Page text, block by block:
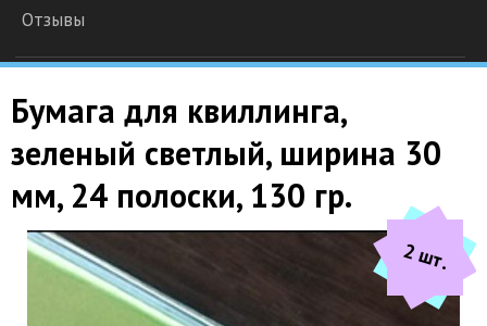
Отзывы
Бумага для квиллинга,
зеленый светлый, ширина 30
мм, 24 полоски, 130 гр.
2 шт.